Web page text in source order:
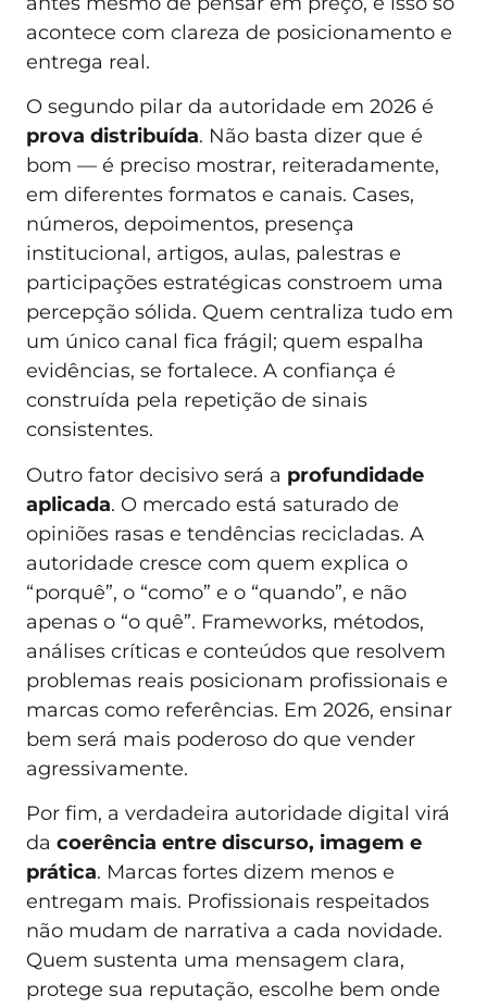
acontece com clareza de posicionamento e
entrega real.
O segundo pilar da autoridade em 2026 é
prova distribuída. Não basta dizer que é
bom — é preciso mostrar, reiteradamente,
em diferentes formatos e canais. Cases,
números, depoimentos, presença
institucional, artigos, aulas, palestras e
participações estratégicas constroem uma
percepção sólida. Quem centraliza tudo em
um único canal fica frágil; quem espalha
evidências, se fortalece. A confiança é
construída pela repetição de sinais
consistentes.
Outro fator decisivo será a profundidade
aplicada. O mercado está saturado de
opiniões rasas e tendências recicladas. A
autoridade cresce com quem explica o
“porquê”, o “como” e o “quando”, e não
apenas o “o quê”. Frameworks, métodos,
análises críticas e conteúdos que resolvem
problemas reais posicionam profissionais e
marcas como referências. Em 2026, ensinar
bem será mais poderoso do que vender
agressivamente.
Por fim, a verdadeira autoridade digital virá
da coerência entre discurso, imagem e
prática. Marcas fortes dizem menos e
entregam mais. Profissionais respeitados
não mudam de narrativa a cada novidade.
Quem sustenta uma mensagem clara,
protege sua reputação, escolhe bem onde